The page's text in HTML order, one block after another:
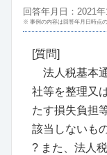
回答年月日：2021年
※ 事例の内容は回答年月日時点
[質問]
法人税基本
社等を整理又
たす損失負担
該当しないも
? また、法人